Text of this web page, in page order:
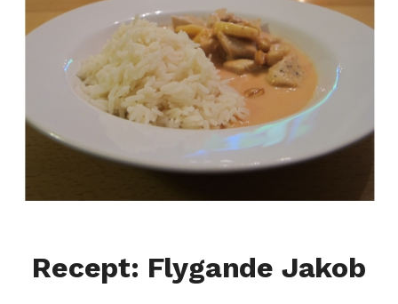
Recept: Flygande Jakob